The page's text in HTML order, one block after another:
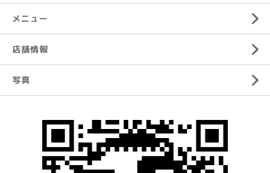
メニュー
店舗情報
写真